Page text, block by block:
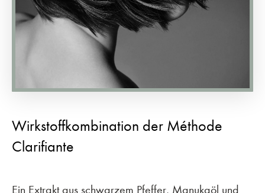
Wirkstoffkombination der Méthode
Clarifiante
Ein Extrakt aus schwarzem Pfeffer, Manukaöl und